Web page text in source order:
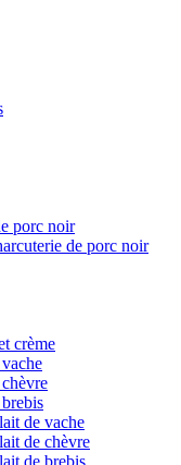
porc noir
de porc noir
crème
de vache
de chèvre
de brebis